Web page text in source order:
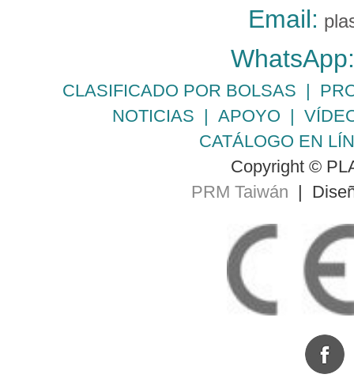
Email:
WhatsApp:
CLASIFICADO POR BOLSAS |
NOTICIAS | APOYO |
CATÁLOGO EN
Copyright ©
PRM Taiwán |